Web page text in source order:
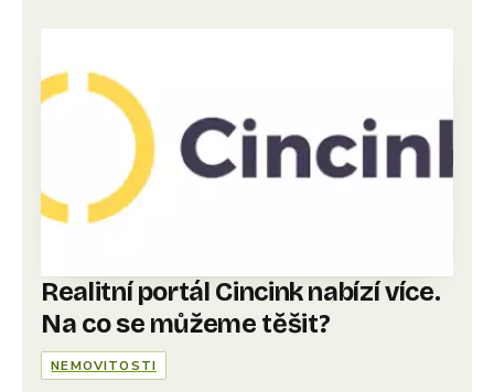
Realitní portál Cincink nabízí více.
Na co se můžeme těšit?
NEMOVITOSTI